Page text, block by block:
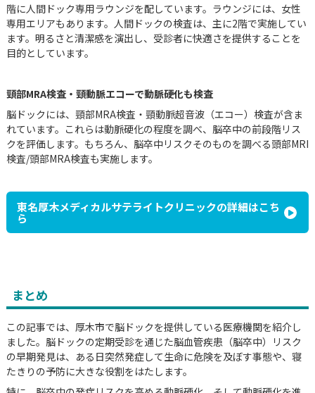
階に人間ドック専用ラウンジを配しています。ラウンジには、女性
専用エリアもあります。人間ドックの検査は、主に2階で実施してい
ます。明るさと清潔感を演出し、受診者に快適さを提供することを
目的としています。
頸部MRA検査・頸動脈エコーで動脈硬化も検査
脳ドックには、頸部MRA検査・頸動脈超音波（エコー）検査が含ま
れています。これらは動脈硬化の程度を調べ、脳卒中の前段階リス
クを評価します。もちろん、脳卒中リスクそのものを調べる頭部MRI
検査/頭部MRA検査も実施します。
東名厚木メディカルサテライトクリニックの詳細はこち
ら
まとめ
この記事では、厚木市で脳ドックを提供している医療機関を紹介し
ました。脳ドックの定期受診を通じた脳血管疾患（脳卒中）リスク
の早期発見は、ある日突然発症して生命に危険を及ぼす事態や、寝
たきりの予防に大きな役割をはたします。